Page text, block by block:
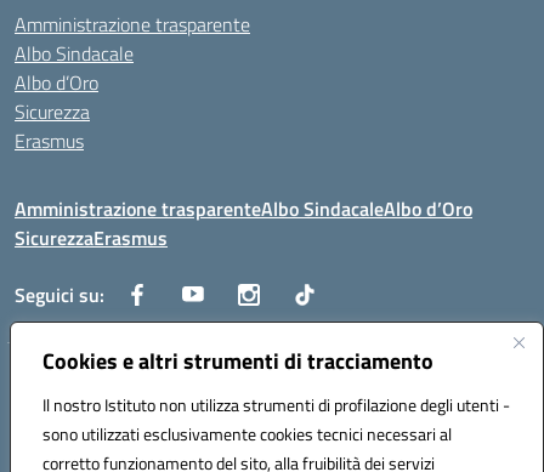
Cookies e altri strumenti di tracciamento
Il nostro Istituto non utilizza strumenti di profilazione degli utenti -
sono utilizzati esclusivamente cookies tecnici necessari al
corretto funzionamento del sito, alla fruibilità dei servizi
Amministrazione trasparente
Albo Sindacale
Albo d’Oro
Sicurezza
Erasmus
Amministrazione trasparenteAlbo SindacaleAlbo d’Oro
SicurezzaErasmus
Seguici su:
Centralino:0885.426034 Email:FGTD02000P@istruzione.it
Posta elettronica certificata (PEC):fgtd02000p@pec.istruzione.it